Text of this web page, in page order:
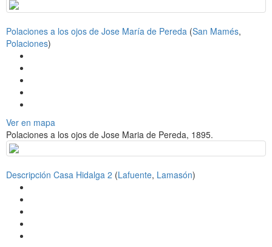
Polaciones a los ojos de Jose María de Pereda (San Mamés,
Polaciones)
Ver en mapa
Polaciones a los ojos de Jose Maria de Pereda, 1895.
Descripción Casa Hidalga 2 (Lafuente, Lamasón)